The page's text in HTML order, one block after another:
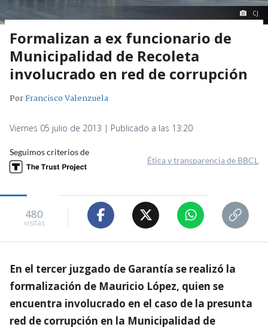
CJ
Formalizan a ex funcionario de
Municipalidad de Recoleta
involucrado en red de corrupción
PorFrancisco Valenzuela
Viernes 05 julio de 2013 | Publicado a las 13:20
Seguimos criterios de
Ética y transparencia de BBCL
480
visitas
En el tercer juzgado de Garantía se realizó la
formalización de Mauricio López, quien se
encuentra involucrado en el caso de la presunta
red de corrupción en la Municipalidad de